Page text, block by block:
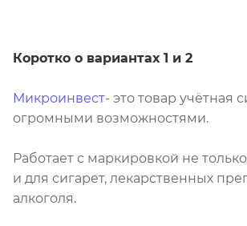
Коротко о вариантах 1 и 2
Микроинвест- это товар учётная
огромными возможностями.
Работает с маркировкой не
и для сигарет, лекарственных
алкоголя.